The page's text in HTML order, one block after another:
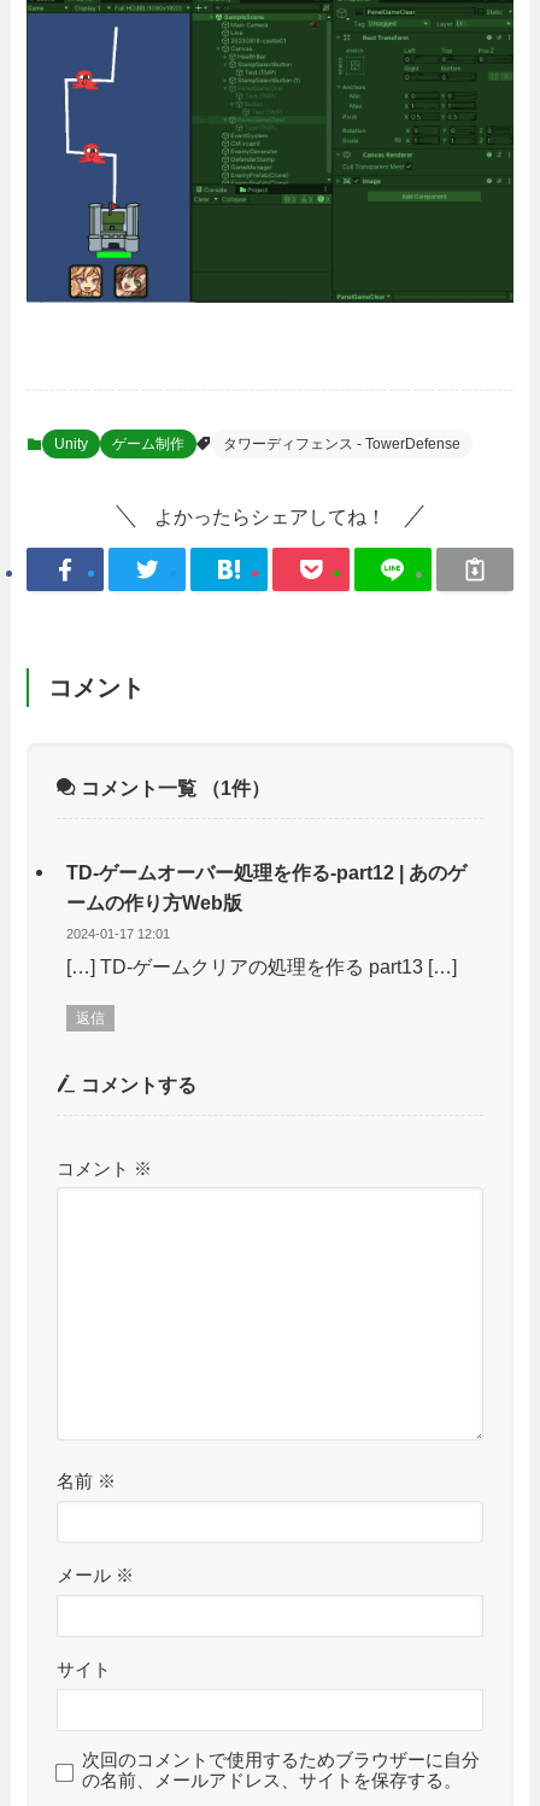
Unity ゲーム制作 タワーディフェンス - TowerDefense
よかったらシェアしてね！
コメント
コメント一覧 （1件）
TD-ゲームオーバー処理を作る-part12 | あのゲ
ームの作り方Web版
2024-01-17 12:01
[…] TD-ゲームクリアの処理を作る part13 […]
返信
コメントする
コメント ※
名前 ※
メール ※
サイト
次回のコメントで使用するためブラウザーに自分
の名前、メールアドレス、サイトを保存する。